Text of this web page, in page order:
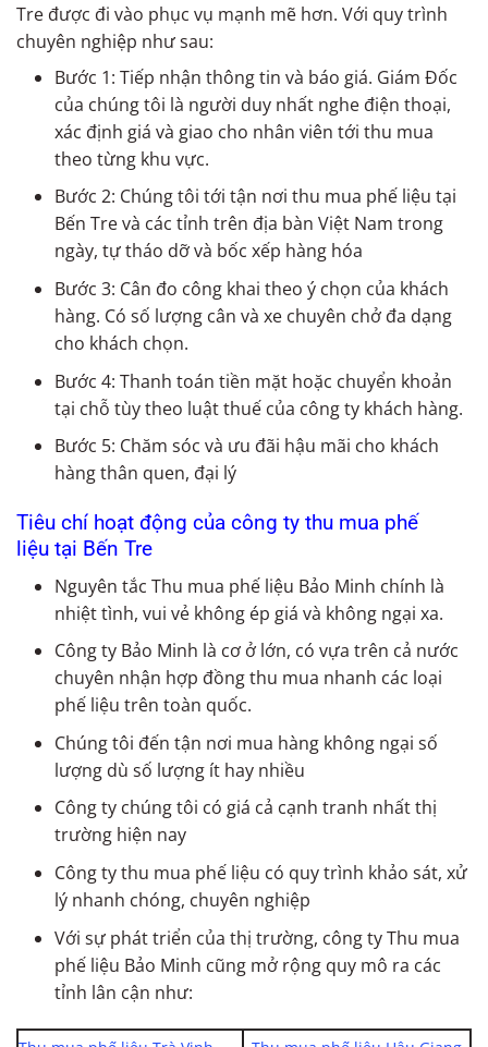
Tre được đi vào phục vụ mạnh mẽ hơn. Với quy trình
chuyên nghiệp như sau:
Bước 1: Tiếp nhận thông tin và báo giá. Giám Đốc
của chúng tôi là người duy nhất nghe điện thoại,
xác định giá và giao cho nhân viên tới thu mua
theo từng khu vực.
Bước 2: Chúng tôi tới tận nơi thu mua phế liệu tại
Bến Tre và các tỉnh trên địa bàn Việt Nam trong
ngày, tự tháo dỡ và bốc xếp hàng hóa
Bước 3: Cân đo công khai theo ý chọn của khách
hàng. Có số lượng cân và xe chuyên chở đa dạng
cho khách chọn.
Bước 4: Thanh toán tiền mặt hoặc chuyển khoản
tại chỗ tùy theo luật thuế của công ty khách hàng.
Bước 5: Chăm sóc và ưu đãi hậu mãi cho khách
hàng thân quen, đại lý
Tiêu chí hoạt động của công ty thu mua phế
liệu tại Bến Tre
Nguyên tắc Thu mua phế liệu Bảo Minh chính là
nhiệt tình, vui vẻ không ép giá và không ngại xa.
Công ty Bảo Minh là cơ ở lớn, có vựa trên cả nước
chuyên nhận hợp đồng thu mua nhanh các loại
phế liệu trên toàn quốc.
Chúng tôi đến tận nơi mua hàng không ngại số
lượng dù số lượng ít hay nhiều
Công ty chúng tôi có giá cả cạnh tranh nhất thị
trường hiện nay
Công ty thu mua phế liệu có quy trình khảo sát, xử
lý nhanh chóng, chuyên nghiệp
Với sự phát triển của thị trường, công ty Thu mua
phế liệu Bảo Minh cũng mở rộng quy mô ra các
tỉnh lân cận như: